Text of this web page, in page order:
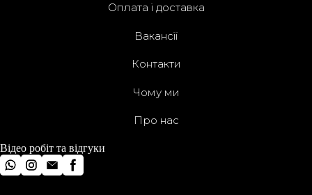
Оплата і доставка
Вакансії
Контакти
Чому ми
Про нас
Відео робіт та відгуки